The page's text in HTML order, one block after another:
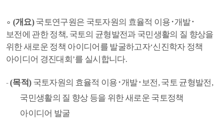
∘ (개요) 국토연구원은 국토자원의 효율적 이용 ･개발･
보전에 관한 정책, 국토의 균형발전과 국민생활의 질 향상을
위한 새로운 정책 아이디어를 발굴하고자‘신진학자 정책
아이디어 경진대회’를 실시합니다.
- (목적) 국토자원의 효율적 이용 ･개발･보전, 국토 균형발전,
국민생활의 질 향상 등을 위한 새로운 국토정책
아이디어 발굴